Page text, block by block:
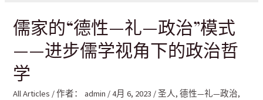
儒家的“德性—礼—政治”模式
——进步儒学视角下的政治哲
学
All Articles / 作者： admin /4月 6, 2023 /圣人,德性—礼—政治,